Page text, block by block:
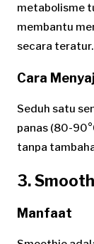
metabolisme
membantu
secara teratur.
Cara
Seduh satu
panas (80-
tanpa
3.
Manfaat